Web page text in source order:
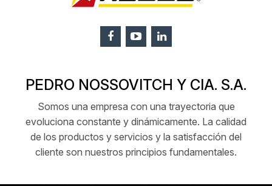
PEDRO NOSSOVITCH Y CIA. S.A.
Somos una empresa con una trayectoria que
evoluciona constante y dinámicamente. La calidad
de los productos y servicios y la satisfacción del
cliente son nuestros principios fundamentales.